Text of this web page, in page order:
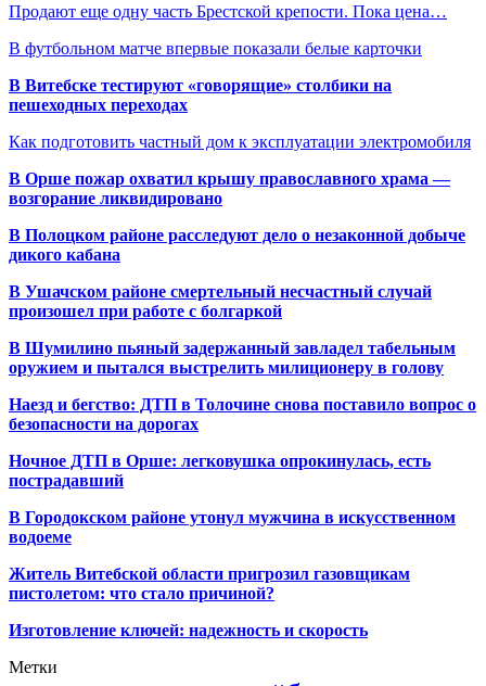
Продают еще одну часть Брестской крепости. Пока цена…
В футбольном матче впервые показали белые карточки
В Витебске тестируют «говорящие» столбики на
пешеходных переходах
Как подготовить частный дом к эксплуатации электромобиля
В Орше пожар охватил крышу православного храма —
возгорание ликвидировано
В Полоцком районе расследуют дело о незаконной добыче
дикого кабана
В Ушачском районе смертельный несчастный случай
произошел при работе с болгаркой
В Шумилино пьяный задержанный завладел табельным
оружием и пытался выстрелить милиционеру в голову
Наезд и бегство: ДТП в Толочине снова поставило вопрос о
безопасности на дорогах
Ночное ДТП в Орше: легковушка опрокинулась, есть
пострадавший
В Городокском районе утонул мужчина в искусственном
водоеме
Житель Витебской области пригрозил газовщикам
пистолетом: что стало причиной?
Изготовление ключей: надежность и скорость
Метки